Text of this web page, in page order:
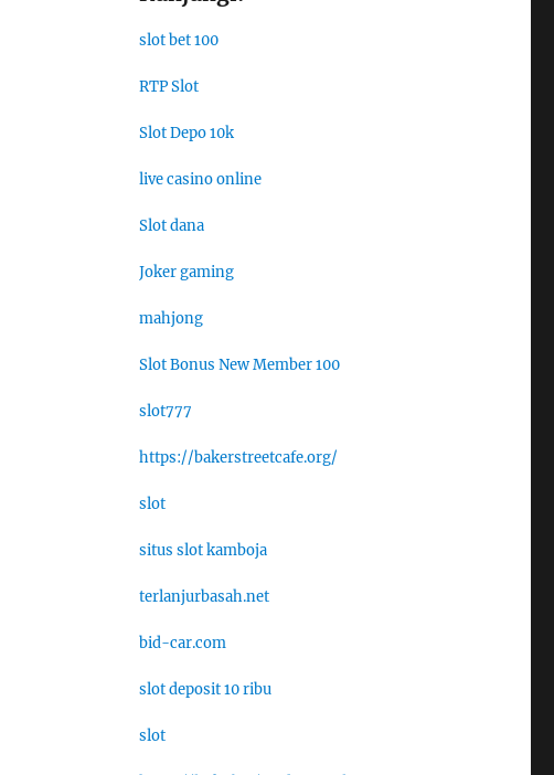
slot bet 100
RTP Slot
Slot Depo 10k
live casino online
Slot dana
Joker gaming
mahjong
Slot Bonus New Member 100
slot777
https://bakerstreetcafe.org/
slot
situs slot kamboja
terlanjurbasah.net
bid-car.com
slot deposit 10 ribu
slot